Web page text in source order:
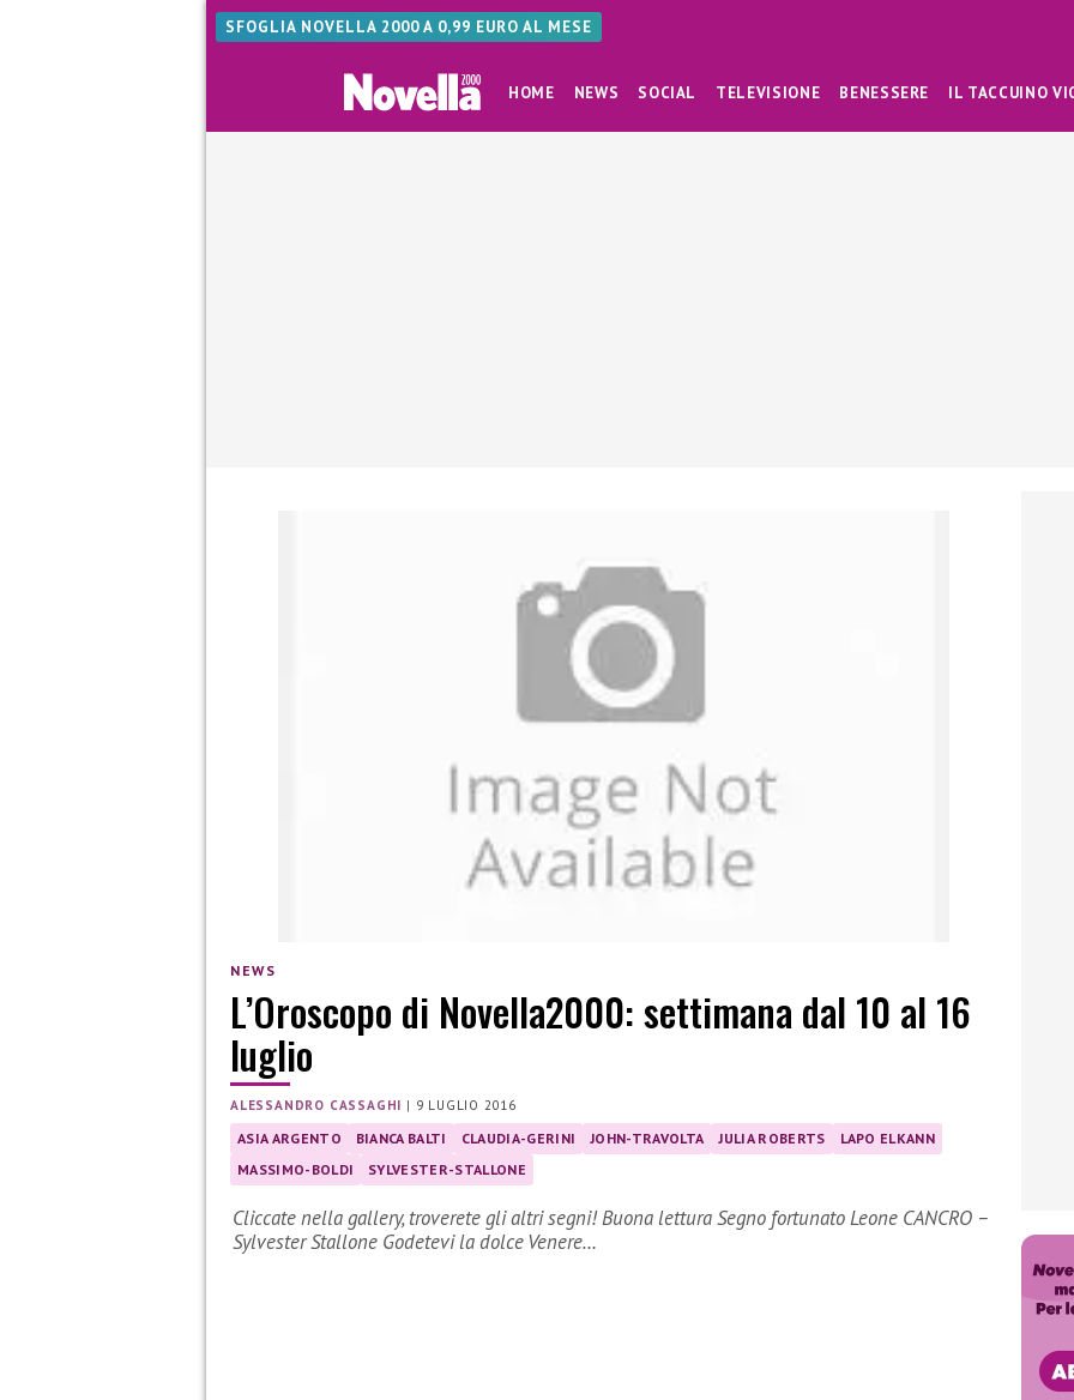
SFOGLIA NOVELLA 2000 A 0,99 EURO AL MESE
HOME NEWS SOCIAL TELEVISIONE BENESSERE IL TACCUINO
NEWS
L’Oroscopo di Novella2000: settimana dal 10 al 16
luglio
ALESSANDRO CASSAGHI | 9 LUGLIO 2016
ASIA ARGENTO BIANCA BALTI CLAUDIA-GERINI JOHN-TRAVOLTA JULIA ROBERTS
LAPO ELKANN
MASSIMO-BOLDI
SYLVESTER-STALLONE
Cliccate nella gallery, troverete gli altri segni! Buona lettura Segno fortunato Leone CANCRO –
Sylvester Stallone Godetevi la dolce Venere…